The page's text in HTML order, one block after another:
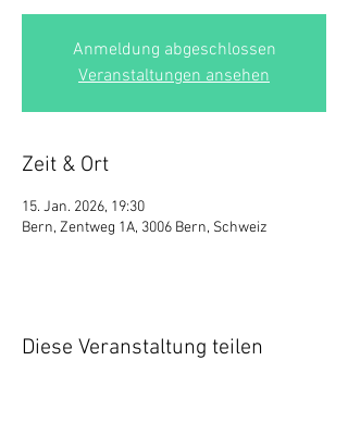
Anmeldung abgeschlossen
Veranstaltungen ansehen
Zeit & Ort
15. Jan. 2026, 19:30
Bern, Zentweg 1A, 3006 Bern, Schweiz
Diese Veranstaltung teilen